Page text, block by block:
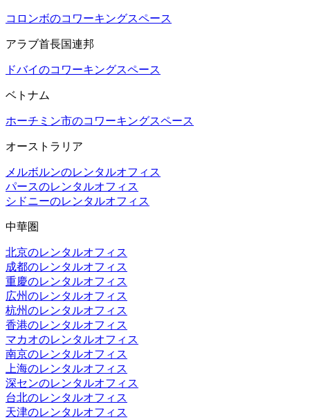
コロンボのコワーキングスペース
アラブ首長国連邦
ドバイのコワーキングスペース
ベトナム
ホーチミン市のコワーキングスペース
オーストラリア
メルボルンのレンタルオフィス
パースのレンタルオフィス
シドニーのレンタルオフィス
中華圏
北京のレンタルオフィス
成都のレンタルオフィス
重慶のレンタルオフィス
広州のレンタルオフィス
杭州のレンタルオフィス
香港のレンタルオフィス
マカオのレンタルオフィス
南京のレンタルオフィス
上海のレンタルオフィス
深センのレンタルオフィス
台北のレンタルオフィス
天津のレンタルオフィス